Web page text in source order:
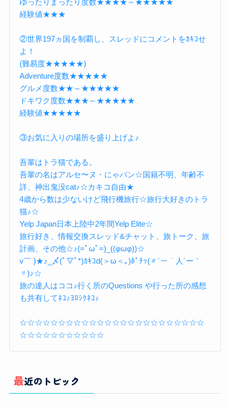
経験値★★★
②世界197ヵ国を制覇し、スレッドにコメントをｶｷｺせ
よ！
(難易度★★★★★)
Adventure度数★★★★★
グルメ度数★★～★★★★★
ドキワク度数★★★～★★★★★
経験値★★★★★
③お気に入りの場所を盛り上げよ♪
吾輩はトラ猫である。
吾輩の名はアルセ〜ヌ・にゃパン☆国籍不明、年齢不
詳、神出鬼没cat♪☆カキコ自由★
4歳から数は少ないけど飛行機旅行☆旅行大好きのトラ
猫♪☆
Yelp Japan日本上陸中2年間Yelp Elite☆
旅行好き、情報交換スレッド&チャット、旅トーク、旅
計画、その他☆♪(=ﾟωﾟ=)_((φωφ))☆
v￣ )★♪_〆(ﾟ▽ﾟ*)ｶｷｺd(＞ω＜｡)ﾎﾟﾁｯ(〃´ー｀人´ー｀
〃)♪☆
旅の達人はココ♪行く所のQuestions や行った所の感想
も共有してﾈｺ♪ﾖﾛｼｸﾈｺ♪
☆☆☆☆☆☆☆☆☆☆☆☆☆☆☆☆☆☆☆☆☆☆☆☆
☆☆☆☆☆☆☆☆☆☆☆
最近のトピック